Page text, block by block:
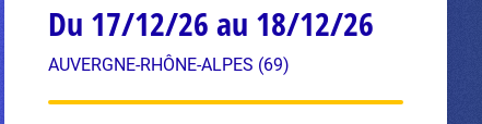
Du 17/12/26 au 18/12/26
AUVERGNE-RHÔNE-ALPES (69)